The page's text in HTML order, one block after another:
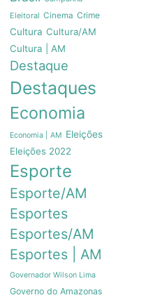
Eleitoral Cinema Crime
Cultura Cultura/AM
Cultura | AM
Destaque
Destaques
Economia
Economia | AM Eleições
Eleições 2022
Esporte
Esporte/AM
Esportes
Esportes/AM
Esportes | AM
Governador Wilson Lima
Governo do Amazonas